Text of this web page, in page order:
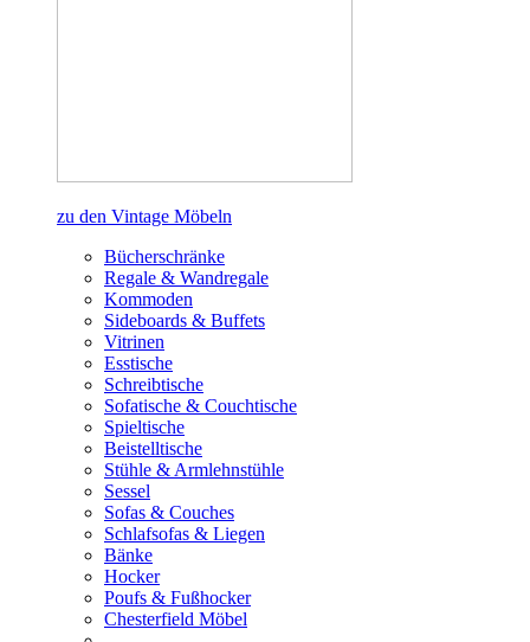
zu den Vintage Möbeln
Bücherschränke
Regale & Wandregale
Kommoden
Sideboards & Buffets
Vitrinen
Esstische
Schreibtische
Sofatische & Couchtische
Spieltische
Beistelltische
Stühle & Armlehnstühle
Sessel
Sofas & Couches
Schlafsofas & Liegen
Bänke
Hocker
Poufs & Fußhocker
Chesterfield Möbel